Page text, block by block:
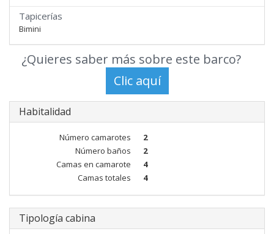
Tapicerías
Bimini
¿Quieres saber más sobre este barco?
Habitalidad
Número camarotes
2
Número baños
2
Camas en camarote
4
Camas totales
4
Tipología cabina